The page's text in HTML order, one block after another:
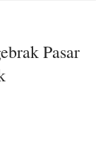
Pasar